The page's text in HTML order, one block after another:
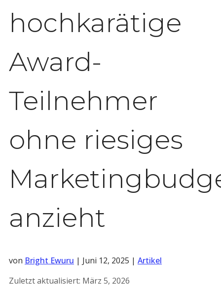
hochkarätige
Award-
Teilnehmer
ohne riesiges
anzieht
von Bright Ewuru | Juni 12, 2025 | Artikel
Zuletzt aktualisiert: März 5, 2026